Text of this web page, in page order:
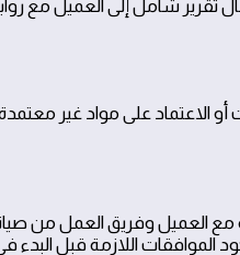
تقرير شامل إلى العميل مع
أو الاعتماد على مواد غير
العميل وفريق العمل من
الموافقات اللازمة قبل البدء